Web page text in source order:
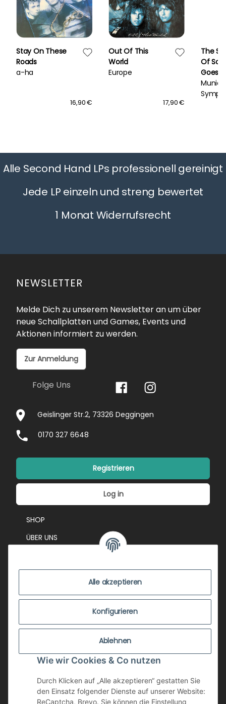
Alle akzeptieren
Konfigurieren
Ablehnen
Wie wir Cookies & Co nutzen
Durch Klicken auf „Alle akzeptieren“ gestatten Sie
den Einsatz folgender Dienste auf unserer Website:
ReCaptcha, Brevo. Sie können die Einstellung
Stay On These
Roads
a-ha
16,90 €
Out Of This
World
Europe
17,90 €
The
Of
Goes
Munich
Alle Second Hand LPs professionell gereinigt
Jede LP einzeln und streng bewertet
1 Monat Widerrufsrecht
NEWSLETTER
Melde Dich zu unserem Newsletter an um über
neue Schallplatten und Games, Events und
Aktionen informiert zu werden.
Zur Anmeldung
Folge Uns
Geislinger Str.2, 73326 Deggingen
0170 327 6648
Registrieren
Log in
SHOP
ÜBER UNS
ZUSTANDSBEWERTUNG
ZAHLUNGSMÖGLICHKEITEN
AGB
WIDERRUFSRECHT
DATENSCHUTZ